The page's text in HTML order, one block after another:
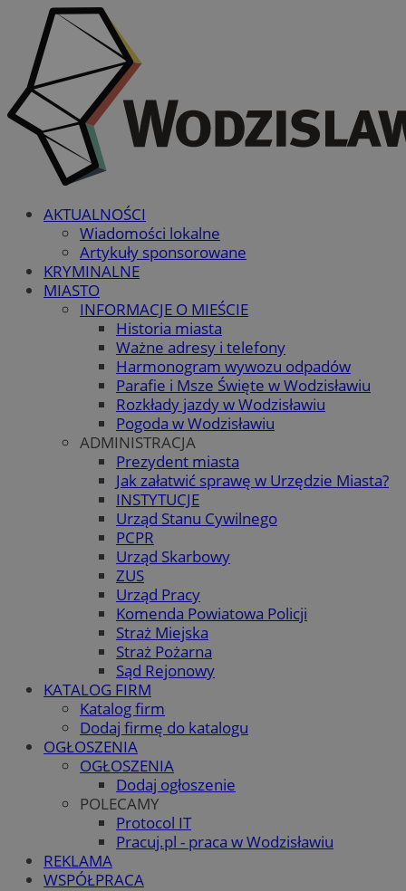
AKTUALNOŚCI
Wiadomości lokalne
Artykuły sponsorowane
KRYMINALNE
MIASTO
INFORMACJE O MIEŚCIE
Historia miasta
Ważne adresy i telefony
Harmonogram wywozu odpadów
Parafie i Msze Święte w Wodzisławiu
Rozkłady jazdy w Wodzisławiu
Pogoda w Wodzisławiu
ADMINISTRACJA
Prezydent miasta
Jak załatwić sprawę w Urzędzie Miasta?
INSTYTUCJE
Urząd Stanu Cywilnego
PCPR
Urząd Skarbowy
ZUS
Urząd Pracy
Komenda Powiatowa Policji
Straż Miejska
Straż Pożarna
Sąd Rejonowy
KATALOG FIRM
Katalog firm
Dodaj firmę do katalogu
OGŁOSZENIA
OGŁOSZENIA
Dodaj ogłoszenie
POLECAMY
Protocol IT
Pracuj.pl - praca w Wodzisławiu
REKLAMA
WSPÓŁPRACA